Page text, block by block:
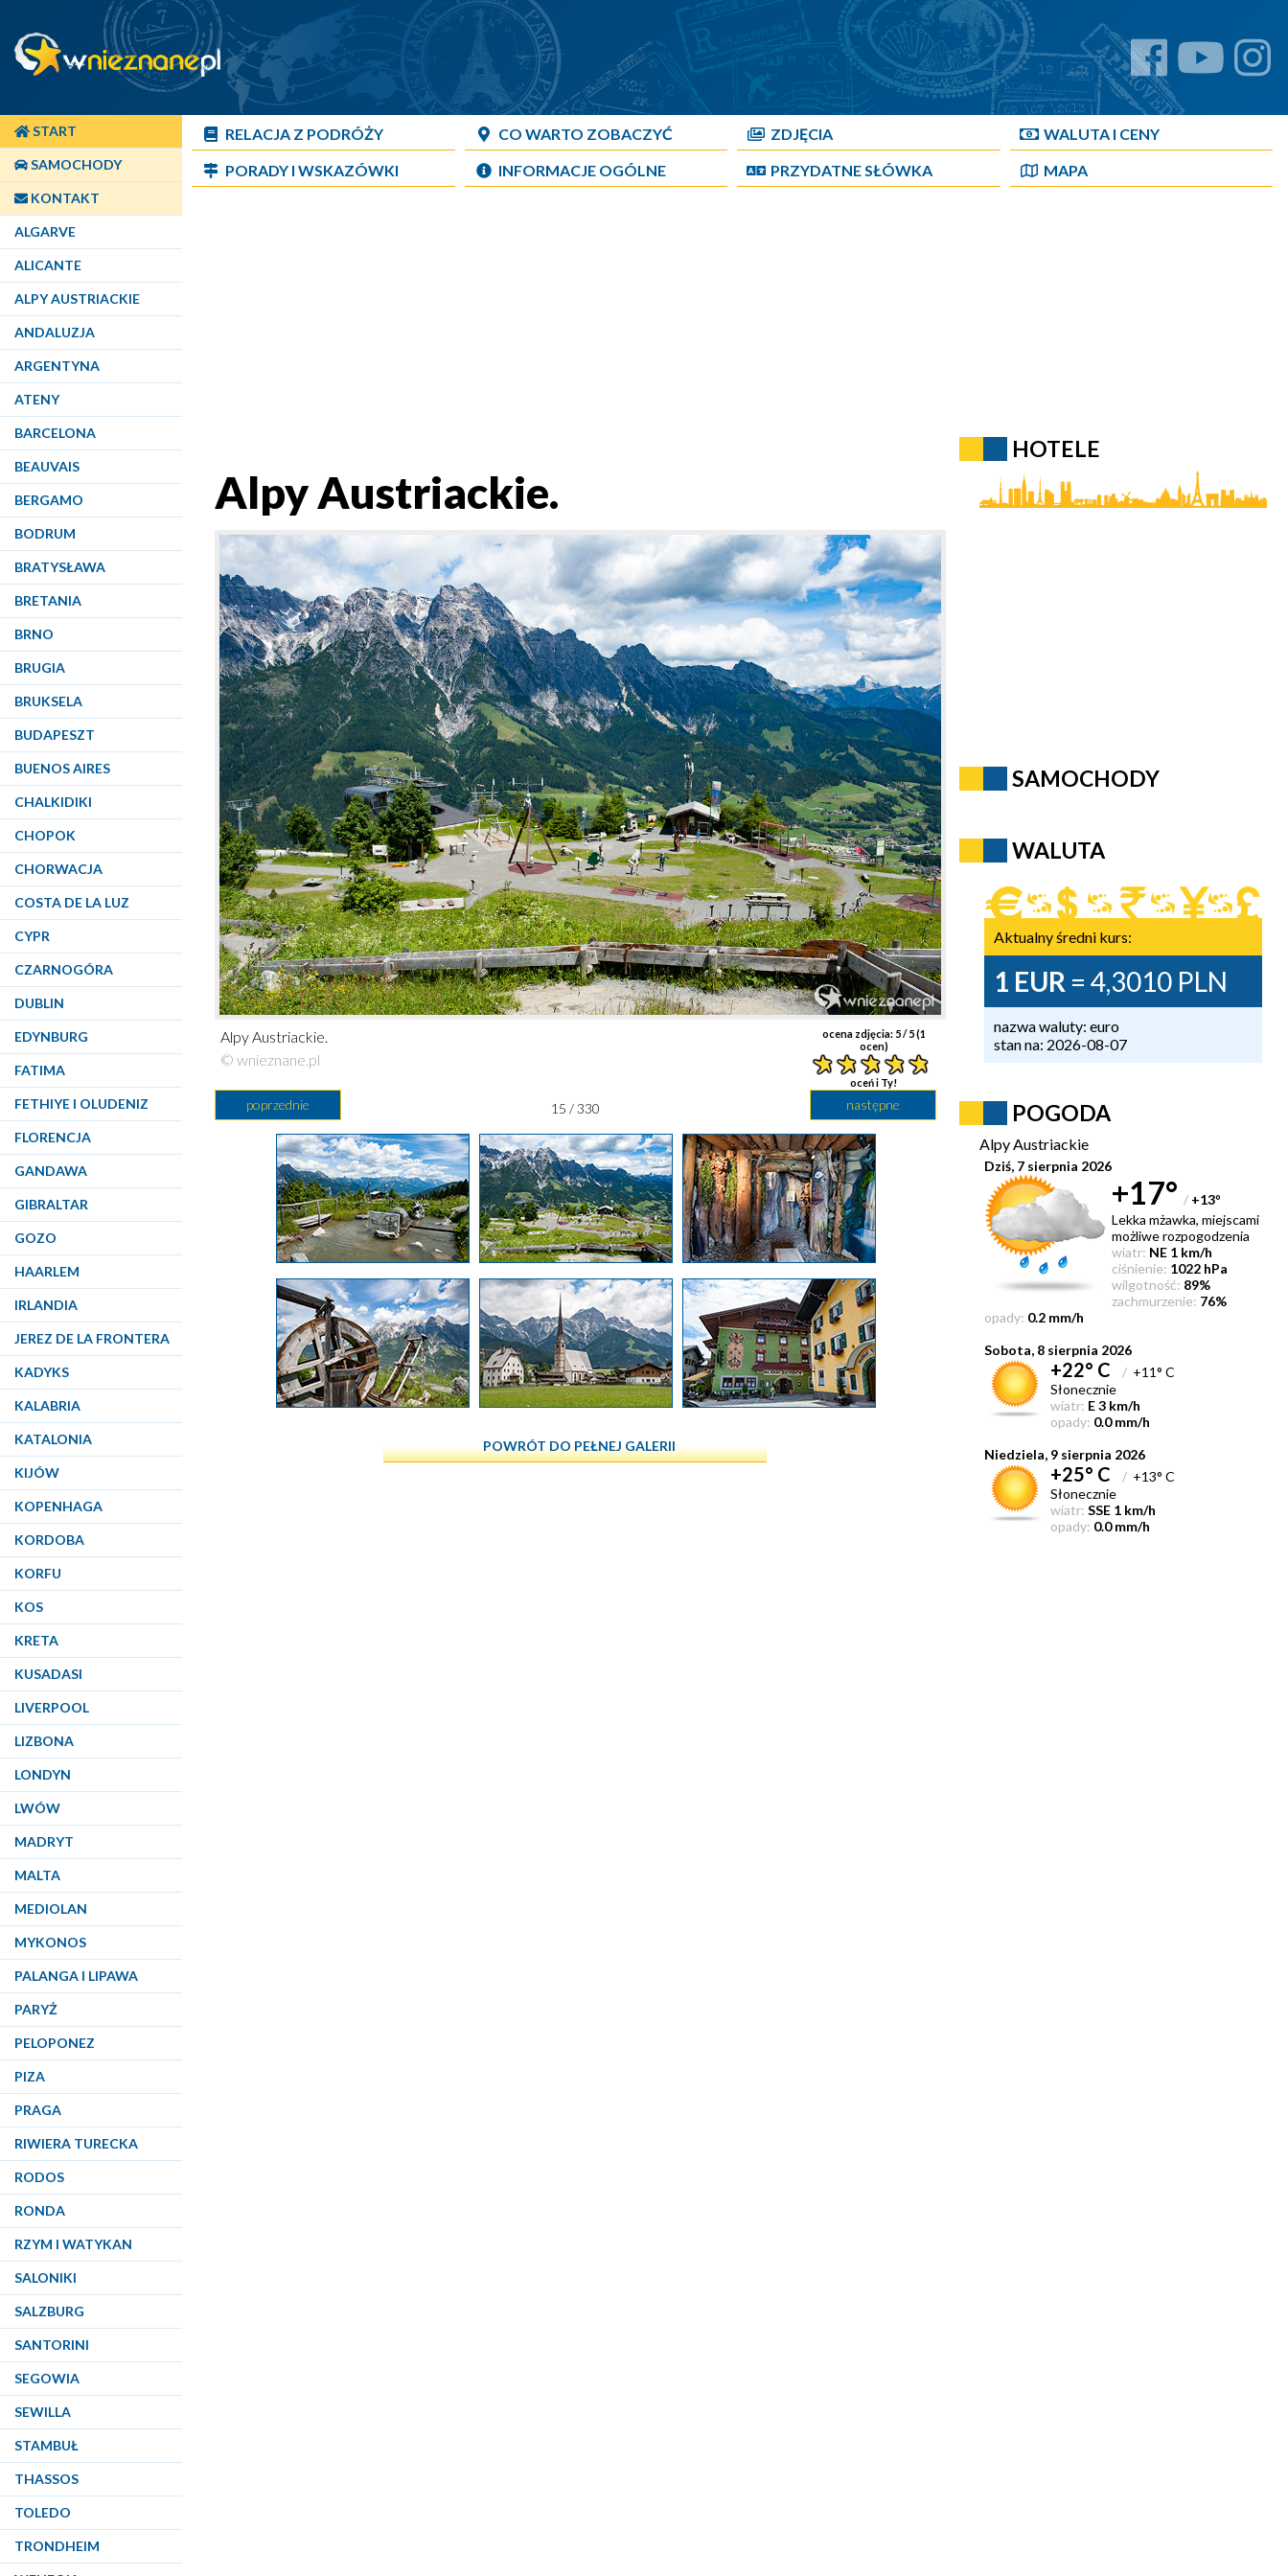
START
SAMOCHODY
KONTAKT
ALGARVE
ALICANTE
ALPY AUSTRIACKIE
ANDALUZJA
ARGENTYNA
ATENY
BARCELONA
BEAUVAIS
BERGAMO
BODRUM
BRATYSŁAWA
BRETANIA
BRNO
BRUGIA
BRUKSELA
BUDAPESZT
BUENOS AIRES
CHALKIDIKI
CHOPOK
CHORWACJA
COSTA DE LA LUZ
CYPR
CZARNOGÓRA
DUBLIN
EDYNBURG
FATIMA
FETHIYE I OLUDENIZ
FLORENCJA
GANDAWA
GIBRALTAR
GOZO
HAARLEM
IRLANDIA
JEREZ DE LA FRONTERA
KADYKS
KALABRIA
KATALONIA
KIJÓW
KOPENHAGA
KORDOBA
KORFU
KOS
KRETA
KUSADASI
LIVERPOOL
LIZBONA
LONDYN
LWÓW
MADRYT
MALTA
MEDIOLAN
MYKONOS
PALANGA I LIPAWA
PARYŻ
PELOPONEZ
PIZA
PRAGA
RIWIERA TURECKA
RODOS
RONDA
RZYM I WATYKAN
SALONIKI
SALZBURG
SANTORINI
SEGOWIA
SEWILLA
STAMBUŁ
THASSOS
TOLEDO
TRONDHEIM
RELACJA Z PODRÓŻY CO WARTO ZOBACZYĆ ZDJĘCIA
WALUTA I CENY
PORADY I WSKAZÓWKI
INFORMACJE OGÓLNE PRZYDATNE SŁÓWKA MAPA
Alpy Austriackie.
ocena zdjęcia: 5/ 5 (1
ocen)
oceń i Ty!
Alpy Austriackie.
© wnieznane.pl
poprzednie następne
15 / 330
POWRÓT DO PEŁNEJ GALERII
HOTELE
SAMOCHODY
WALUTA
Aktualny średni kurs:
1 EUR = 4,3010 PLN
nazwa waluty: euro
stan na: 2026-08-07
POGODA
Alpy Austriackie
Dziś, 7 sierpnia 2026
+17° / +13°
Lekka mżawka, miejscami
możliwe rozpogodzenia
wiatr: NE 1 km/h
ciśnienie: 1022 hPa
wilgotność: 89%
zachmurzenie: 76%
opady: 0.2 mm/h
Sobota, 8 sierpnia 2026
+22° C / +11° C
Słonecznie
wiatr: E 3 km/h
opady: 0.0 mm/h
Niedziela, 9 sierpnia 2026
+25° C / +13° C
Słonecznie
wiatr: SSE 1 km/h
opady: 0.0 mm/h